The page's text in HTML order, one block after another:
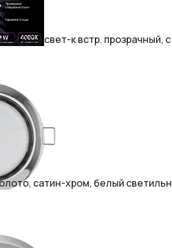
2.0 G2 свет-к встр.
сатин-хром, белый